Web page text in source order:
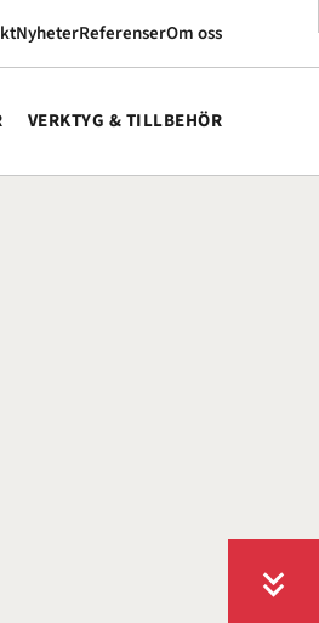
NyheterReferenserOm oss
VERKTYG & TILLBEHÖR